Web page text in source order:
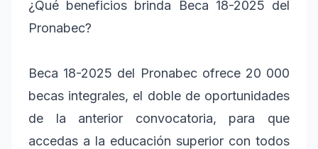
¿Qué beneficios brinda Beca 18-2025 del
Pronabec?
Beca 18-2025 del Pronabec ofrece 20 000
becas integrales, el doble de oportunidades
de la anterior convocatoria, para que
accedas a la educación superior con todos